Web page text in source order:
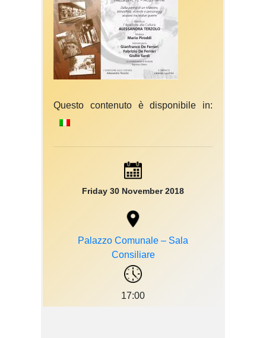
Questo contenuto è disponibile in:
Friday 30 November 2018
Palazzo Comunale – Sala
Consiliare
17:00